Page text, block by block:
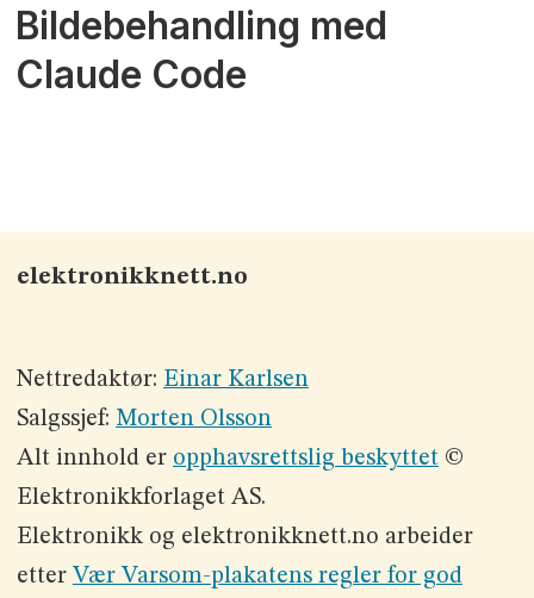
Bildebehandling med
Claude Code
elektronikknett.no
Nettredaktør: Einar Karlsen
Salgssjef: Morten Olsson
Alt innhold er opphavsrettslig beskyttet©
Elektronikkforlaget AS.
Elektronikk og elektronikknett.no arbeider
etter Vær Varsom-plakatens regler for god